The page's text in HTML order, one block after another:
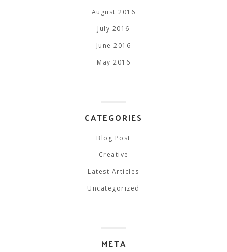
August 2016
July 2016
June 2016
May 2016
CATEGORIES
Blog Post
Creative
Latest Articles
Uncategorized
META